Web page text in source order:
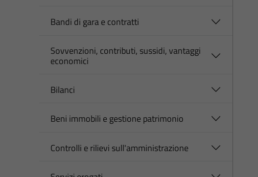
Bandi di gara e contratti
Sovvenzioni, contributi, sussidi, vantaggi
economici
Bilanci
Beni immobili e gestione patrimonio
Controlli e rilievi sull'amministrazione